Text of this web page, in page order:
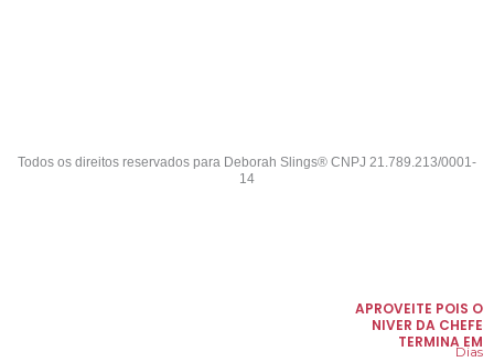
Todos os direitos reservados para Deborah Slings® CNPJ 21.789.213/0001-
14
APROVEITE POIS O
NIVER DA CHEFE
TERMINA EM
Dias